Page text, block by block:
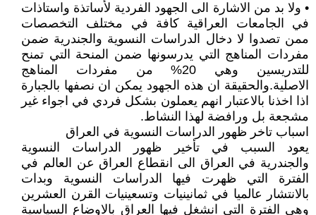
• ولا بد من الاشارة الى الجهود الفردية لأساتذة واستاذات
في الجامعات العراقية كافة في مختلف التخصصات
ممن تصدوا لا دخال الدراسات النسوية والجندرية ضمن
مفردات المناهج التي يدرسونها ضمن المنحة التي تمنح
للتدريسين وهي 20% من مفردات المناهج
الاصلية.والحقيقة ان هذه الجهود يمكن ان نصفها بالجبارة
اذا اخذنا بالاعتبار انهم يعملون بشكل فردي في اجواء غير
مشجعة بل ورافضة لهذا النشاط.
اسباب تاخر ظهور الدراسات النسوية في العراق
يعود السبب في تأخير ظهور الدراسات النسوية
والجندرية في العراق الى انقطاع العراق عن العالم في
الفترة التي ظهرت فيها الدراسات النسوية وبدات
بالانتشار عالميا في ثمانينيات وتسعينيات القرن العشرين
وهي الفترة التى انشغل فيها العراق بالاوضاع السياسية